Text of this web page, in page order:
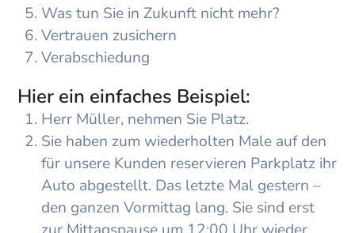
Was tun Sie in Zukunft nicht mehr?
Vertrauen zusichern
Verabschiedung
Hier ein einfaches Beispiel:
Herr Müller, nehmen Sie Platz.
Sie haben zum wiederholten Male auf den
für unsere Kunden reservieren Parkplatz ihr
Auto abgestellt. Das letzte Mal gestern –
den ganzen Vormittag lang. Sie sind erst